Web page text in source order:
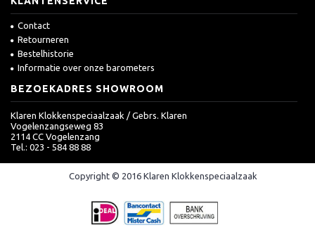
Contact
Retourneren
Bestelhistorie
Informatie over onze barometers
BEZOEKADRES SHOWROOM
Klaren Klokkenspeciaalzaak / Gebrs. Klaren
Vogelenzangseweg 83
2114 CC Vogelenzang
Tel.: 023 - 584 88 88
Copyright © 2016 Klaren Klokkenspeciaalzaak